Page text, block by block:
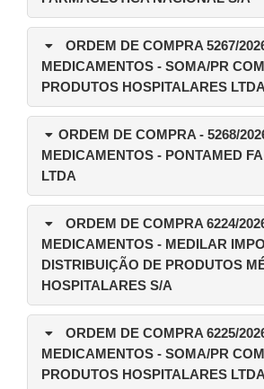
ORDEM DE COMPRA 5267/
MEDICAMENTOS - SOMA/PR
PRODUTOS HOSPITALARES LTDA
ORDEM DE COMPRA - 5268/
MEDICAMENTOS - PONTAMED
LTDA
ORDEM DE COMPRA 6224/
MEDICAMENTOS - MEDILAR
DISTRIBUIÇÃO DE PRODUTOS
HOSPITALARES S/A
ORDEM DE COMPRA 6225/
MEDICAMENTOS - SOMA/PR
PRODUTOS HOSPITALARES LTDA